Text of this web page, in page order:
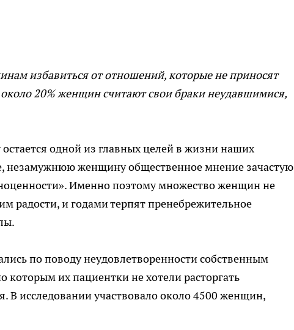
избавиться от отношений, которые не приносят
20% женщин считают свои браки неудавшимися,
одной из главных целей в жизни наших
незамужнюю женщину общественное мнение зачастую
Именно поэтому множество женщин не
радости, и годами терпят пренебрежительное
по поводу неудовлетворенности собственным
их пациентки не хотели расторгать
В исследовании участвовало около 4500 женщин,